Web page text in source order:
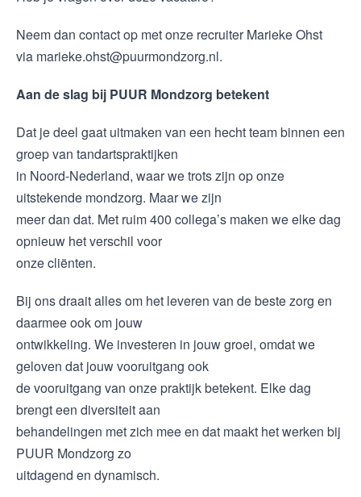
Neem dan contact op met onze recruiter Marieke Ohst
via marieke.ohst@puurmondzorg.nl.
Aan de slag bij PUUR Mondzorg betekent
Dat je deel gaat uitmaken van een hecht team binnen een
groep van tandartspraktijken
in Noord-Nederland, waar we trots zijn op onze
uitstekende mondzorg. Maar we zijn
meer dan dat. Met ruim 400 collega’s maken we elke dag
opnieuw het verschil voor
onze cliënten.
Bij ons draait alles om het leveren van de beste zorg en
daarmee ook om jouw
ontwikkeling. We investeren in jouw groei, omdat we
geloven dat jouw vooruitgang ook
de vooruitgang van onze praktijk betekent. Elke dag
brengt een diversiteit aan
behandelingen met zich mee en dat maakt het werken bij
PUUR Mondzorg zo
uitdagend en dynamisch.